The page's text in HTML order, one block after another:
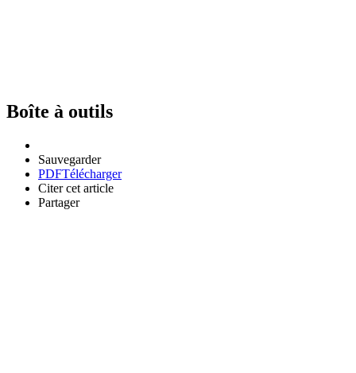
Boîte à outils
Sauvegarder
PDFTélécharger
Citer cet article
Partager